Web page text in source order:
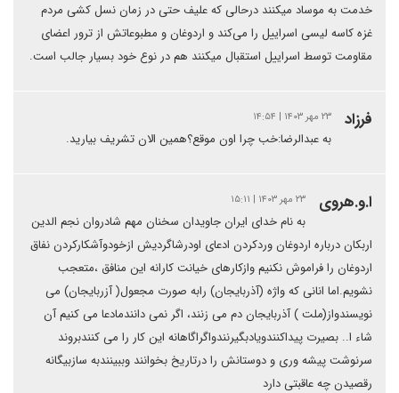
خدمت به موساد میکنند درحالی که علیف حتی در زمان نسل کشی مردم
غزه کاسه لیسی اسراییل را می‌کند و اردوغان و مطبوعاتش از ترور اعضای
مقاومت توسط اسراییل استقبال میکنند هم در نوع خود بسیار جالب است.
فرزاد ۲۳ مهر ۱۴۰۳ | ۱۴:۵۴
به عبدالرضا:خب چرا اون موقع؟همین الان تشریف بیارید.
ا.و.هروی ۲۳ مهر ۱۴۰۳ | ۱۵:۱۱
به نام خدای ایران جاویدان سخنان مهم شادروان نجم الدین
اربکان درباره اردوغان وردکردن ادعای اودرشاگردیش ازخودوآشکارکردن نفاق
اردوغان را فراموش نکنیم وازکارهای خیانت کارانه این منافق ،متعجب
نشویم.اما انانی که واژه (آذربایجان) رابه صورت مجعول( آزربایجان) می
نویسندواز(ملت ) آذربایجان دم می زنند، اگر نمی دانندمادعا می کنیم آن
شاء ا.. بصیرت پیداکنندویادبگیرنندواگراگاهانه این کار را می کنندبروند
سرنوشت پیشه وری و دوستانش را درتاریخ بخوانند وببینندبه سازبیگانه
رقصیدن چه عاقبتی دارد